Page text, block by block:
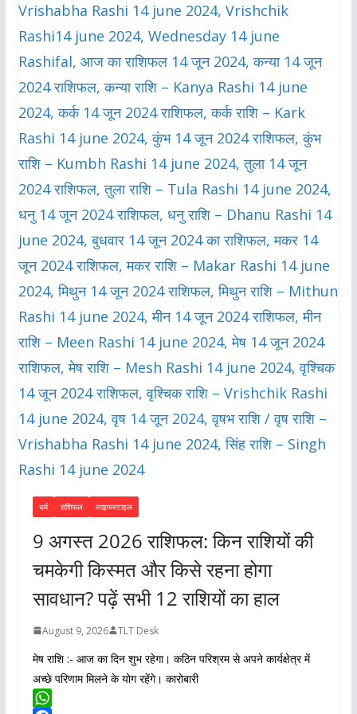
धर्म राशिफल लाइफस्टाइल
9 अगस्त 2026 राशिफल: किन राशियों की
चमकेगी किस्मत और किसे रहना होगा
सावधान? पढ़ें सभी 12 राशियों का हाल
August 9, 2026 TLT Desk
मेष राशि :- आज का दिन शुभ रहेगा। कठिन परिश्रम से अपने कार्यक्षेत्र में
अच्छे परिणाम मिलने के योग रहेंगे। कारोबारी